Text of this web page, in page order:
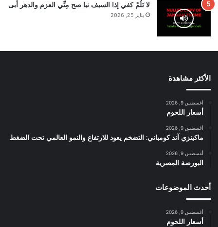
لا تَلُمْ كفي إذا السيف نبا صح مِنِّي العزم والدهر أبى
يناير 25, 2026
الأكثر مشاهدة
أغسطس 9, 2026
أسعار اللحوم
أغسطس 9, 2026
ماكينزي آند كومباني: التضخم يعود للارتفاع والنمو العالمي تحت الضغط
أغسطس 9, 2026
البورصة المصرية
أحدث الموضوعات
أغسطس 9, 2026
أسعار اللحوم